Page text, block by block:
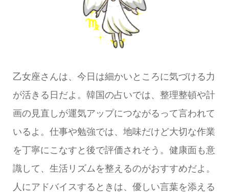
乙女座さんは、今日は細かいところに気づける力
が活きる日だよ。韓国の占いでは、整理整頓や計
画の見直しが運気アップにつながるって言われて
いるよ。仕事や勉強では、地味だけど大切な作業
を丁寧にこなすと後で評価されそう。健康面も意
識して、生活リズムを整えるのがおすすめだよ。
人にアドバイスするときは、優しい言葉を添える